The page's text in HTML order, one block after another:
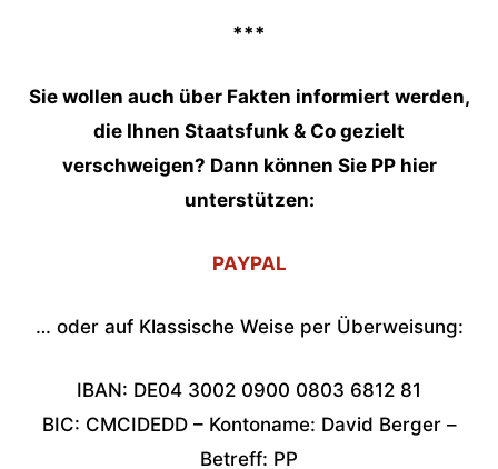
***
Sie wollen auch über Fakten informiert werden,
die Ihnen Staatsfunk & Co gezielt
verschweigen? Dann können Sie PP hier
unterstützen:
PAYPAL
… oder auf Klassische Weise per Überweisung:
IBAN: DE04 3002 0900 0803 6812 81
BIC: CMCIDEDD – Kontoname: David Berger –
Betreff: PP